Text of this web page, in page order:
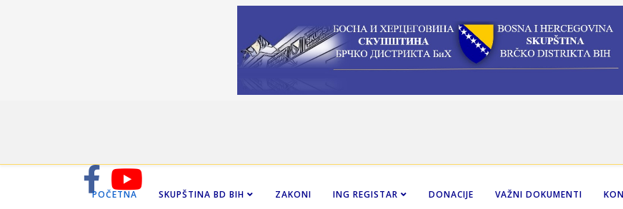
POČETNA SKUPŠTINA BD BIH ZAKONI ING REGISTAR DONACIJE VAŽNI DOKUMENTI